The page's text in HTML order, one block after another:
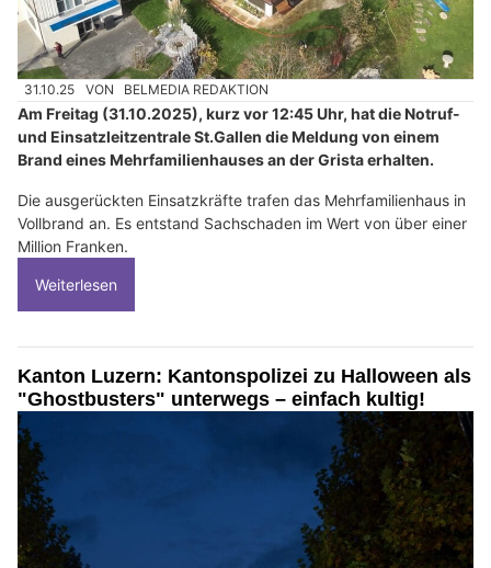
31.10.25 VON BELMEDIA REDAKTION
Am Freitag (31.10.2025), kurz vor 12:45 Uhr, hat die Notruf-
und Einsatzleitzentrale St.Gallen die Meldung von einem
Brand eines Mehrfamilienhauses an der Grista erhalten.
Die ausgerückten Einsatzkräfte trafen das Mehrfamilienhaus in
Vollbrand an. Es entstand Sachschaden im Wert von über einer
Million Franken.
Weiterlesen
Kanton Luzern: Kantonspolizei zu Halloween als
"Ghostbusters" unterwegs – einfach kultig!